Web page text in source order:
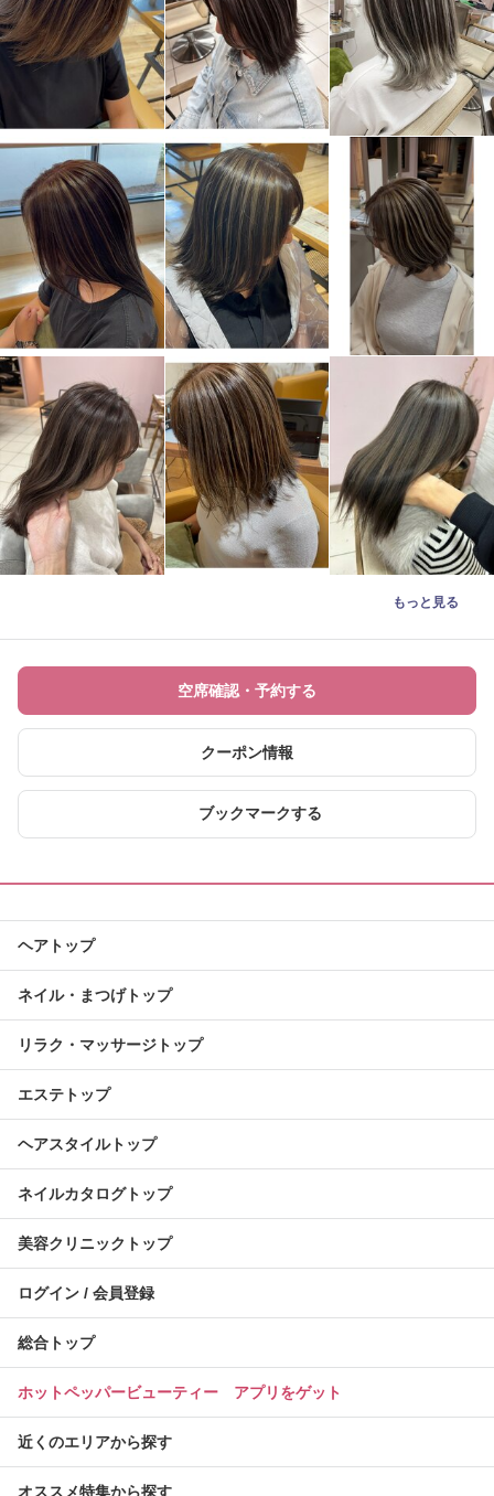
もっと見る
空席確認・予約する
クーポン情報
ブックマークする
ヘアトップ
ネイル・まつげトップ
リラク・マッサージトップ
エステトップ
ヘアスタイルトップ
ネイルカタログトップ
美容クリニックトップ
ログイン / 会員登録
総合トップ
ホットペッパービューティー アプリをゲット
近くのエリアから探す
オススメ特集から探す